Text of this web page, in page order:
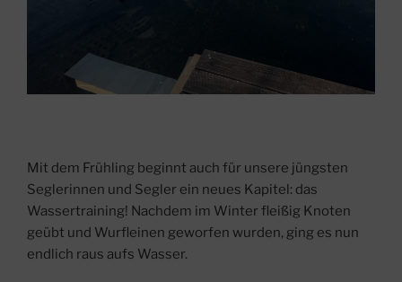
Mit dem Frühling beginnt auch für unsere jüngsten
Seglerinnen und Segler ein neues Kapitel: das
Wassertraining! Nachdem im Winter fleißig Knoten
geübt und Wurfleinen geworfen wurden, ging es nun
endlich raus aufs Wasser.